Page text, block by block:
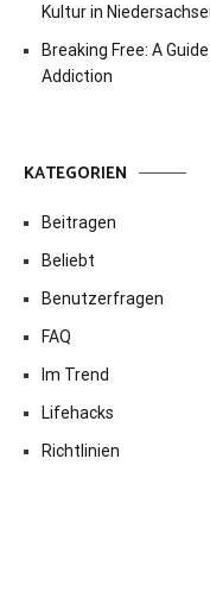
Kultur in
Breaking Free: A
Addiction
KATEGORIEN
Beitragen
Beliebt
Benutzerfragen
FAQ
Im Trend
Lifehacks
Richtlinien